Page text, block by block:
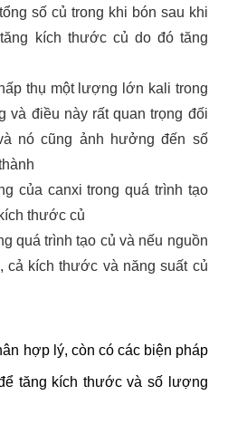
số củ trong khi bón sau khi
kích thước củ do đó tăng
thụ một lượng lớn kali trong
và điều này rất quan trọng đối
nó cũng ảnh hưởng đến số
của canxi trong quá trình tạo
thước củ
quá trình tạo củ và nếu nguồn
cả kích thước và năng suất củ
hợp lý, còn có các biện pháp
tăng kích thước và số lượng